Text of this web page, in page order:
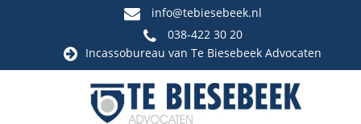
info@tebiesebeek.nl
038-422 30 20
Incassobureau van Te Biesebeek Advocaten